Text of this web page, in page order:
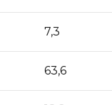
7,3
63,6